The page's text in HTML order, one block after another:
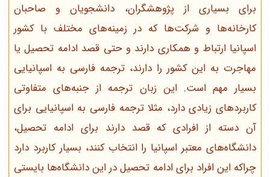
برای بسیاری از پژوهشگران، دانشجویان و صاحبان
کارخانه‌ها و شرکت‌ها که در زمینه‌های مختلف با کشور
اسپانیا ارتباط و همکاری دارند و حتی قصد ادامه تحصیل یا
مهاجرت به این کشور را دارند، ترجمه فارسی به اسپانیایی
بسیار مهم است. این زبان ترجمه از جنبه‌های متفاوتی
کاربردهای زیادی دارد، مثلا ترجمه فارسی به اسپانیایی برای
آن دسته از افرادی که قصد دارند برای ادامه تحصیل،
دانشگاه‌های معتبر اسپانیا را انتخاب کنند، بسیار کاربرد دارد
چراکه این افراد برای ادامه تحصیل در این دانشگاه‌ها بایستی